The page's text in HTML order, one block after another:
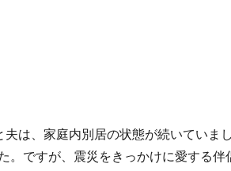
夫は、家庭内別居の状態が続いていま
。ですが、震災をきっかけに愛する